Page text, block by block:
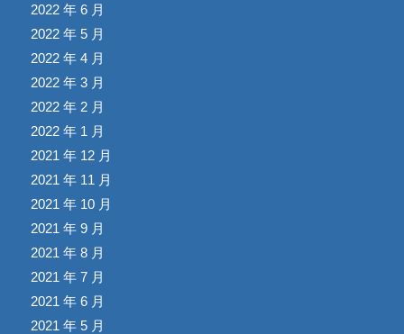
2022 年 6 月
2022 年 5 月
2022 年 4 月
2022 年 3 月
2022 年 2 月
2022 年 1 月
2021 年 12 月
2021 年 11 月
2021 年 10 月
2021 年 9 月
2021 年 8 月
2021 年 7 月
2021 年 6 月
2021 年 5 月